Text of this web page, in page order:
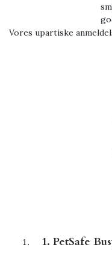
Vores upartiske
1. PetSafe